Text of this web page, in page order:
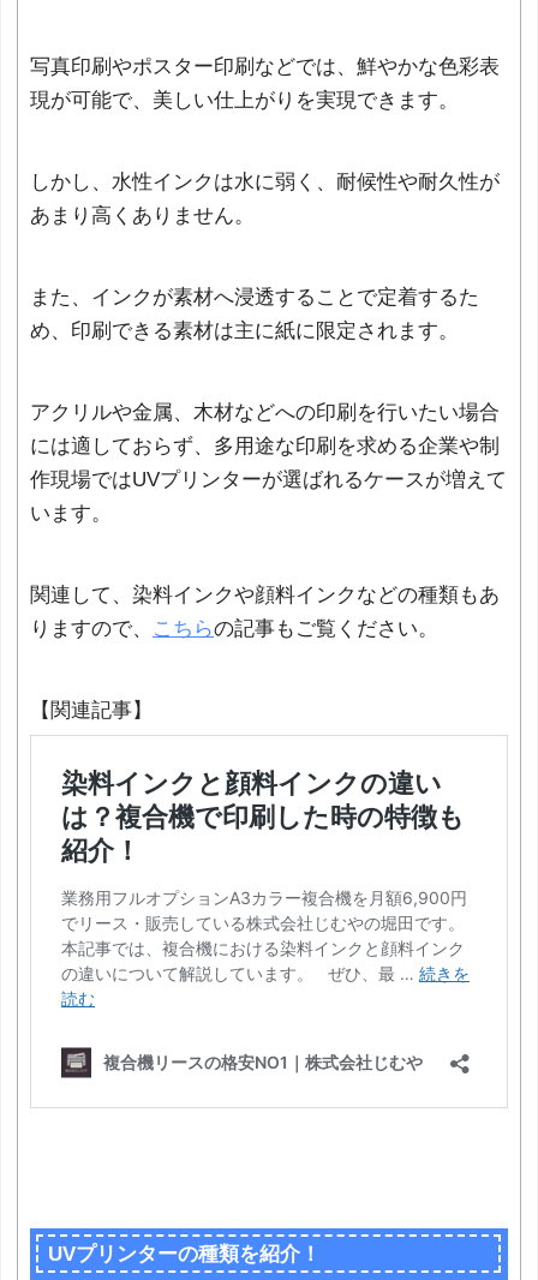
写真印刷やポスター印刷などでは、鮮やかな色彩表
現が可能で、美しい仕上がりを実現できます。
しかし、水性インクは水に弱く、耐候性や耐久性が
あまり高くありません。
また、インクが素材へ浸透することで定着するた
め、印刷できる素材は主に紙に限定されます。
アクリルや金属、木材などへの印刷を行いたい場合
には適しておらず、多用途な印刷を求める企業や制
作現場ではUVプリンターが選ばれるケースが増えて
います。
関連して、染料インクや顔料インクなどの種類もあ
りますので、
こちらの記事もご覧ください。
【関連記事】
UVプリンターの種類を紹介！